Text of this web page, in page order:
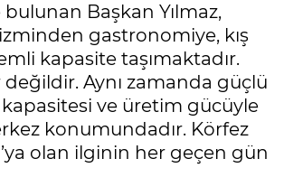
Başkan Yılmaz,
gastronomiye, kış
kapasite taşımaktadır.
değildir. Aynı zamanda güçlü
kapasitesi ve üretim gücüyle
konumundadır. Körfez
olan ilginin her geçen gün